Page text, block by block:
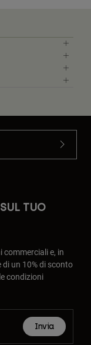
TUO
commerciali e, in
un 10% di sconto
condizioni
Invia